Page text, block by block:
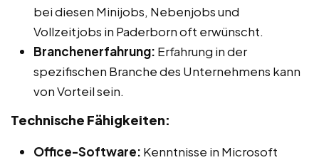
bei diesen Minijobs, Nebenjobs und
Vollzeitjobs in Paderborn oft erwünscht.
Branchenerfahrung: Erfahrung in der
spezifischen Branche des Unternehmens kann
von Vorteil sein.
Technische Fähigkeiten:
Office-Software: Kenntnisse in Microsoft